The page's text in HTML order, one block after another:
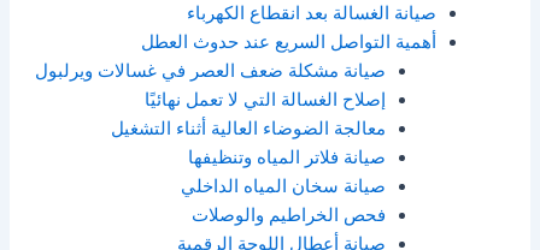
صيانة الغسالة بعد انقطاع الكهرباء
أهمية التواصل السريع عند حدوث العطل
صيانة مشكلة ضعف العصر في غسالات ويرلبول
إصلاح الغسالة التي لا تعمل نهائيًا
معالجة الضوضاء العالية أثناء التشغيل
صيانة فلاتر المياه وتنظيفها
صيانة سخان المياه الداخلي
فحص الخراطيم والوصلات
صيانة أعطال اللوحة الرقمية